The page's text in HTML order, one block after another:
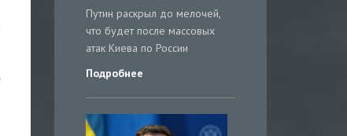
Путин раскрыл до мелочей,
что будет после массовых
атак Киева по России
Подробнее